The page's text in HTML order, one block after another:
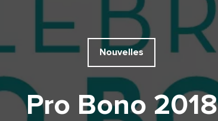
Nouvelles
Pro Bono 2018